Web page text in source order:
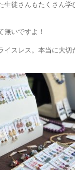
生徒さんもたくさん学
無いですよ！
イスレス。本当に大切